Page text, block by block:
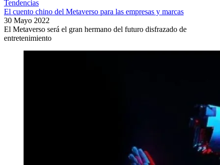
Tendencias
El cuento chino del Metaverso para las empresas y marcas
30 Mayo 2022
El Metaverso será el gran hermano del futuro disfrazado de
entretenimiento